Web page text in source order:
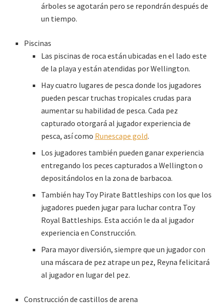
árboles se agotarán pero se repondrán después de
un tiempo.
Piscinas
Las piscinas de roca están ubicadas en el lado este
de la playa y están atendidas por Wellington.
Hay cuatro lugares de pesca donde los jugadores
pueden pescar truchas tropicales crudas para
aumentar su habilidad de pesca. Cada pez
capturado otorgará al jugador experiencia de
pesca, así como Runescape gold.
Los jugadores también pueden ganar experiencia
entregando los peces capturados a Wellington o
depositándolos en la zona de barbacoa.
También hay Toy Pirate Battleships con los que los
jugadores pueden jugar para luchar contra Toy
Royal Battleships. Esta acción le da al jugador
experiencia en Construcción.
Para mayor diversión, siempre que un jugador con
una máscara de pez atrape un pez, Reyna felicitará
al jugador en lugar del pez.
Construcción de castillos de arena